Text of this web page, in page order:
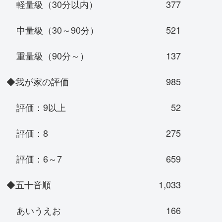
軽量級（30分以内）
377
中量級（30～90分）
521
重量級（90分～）
137
◆我が家の評価
985
評価：9以上
52
評価：8
275
評価：6～7
659
◆五十音順
1,033
あいうえお
166